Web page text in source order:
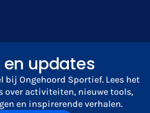
en updates
bij Ongehoord Sportief. Lees het
over activiteiten, nieuwe tools,
en inspirerende verhalen.